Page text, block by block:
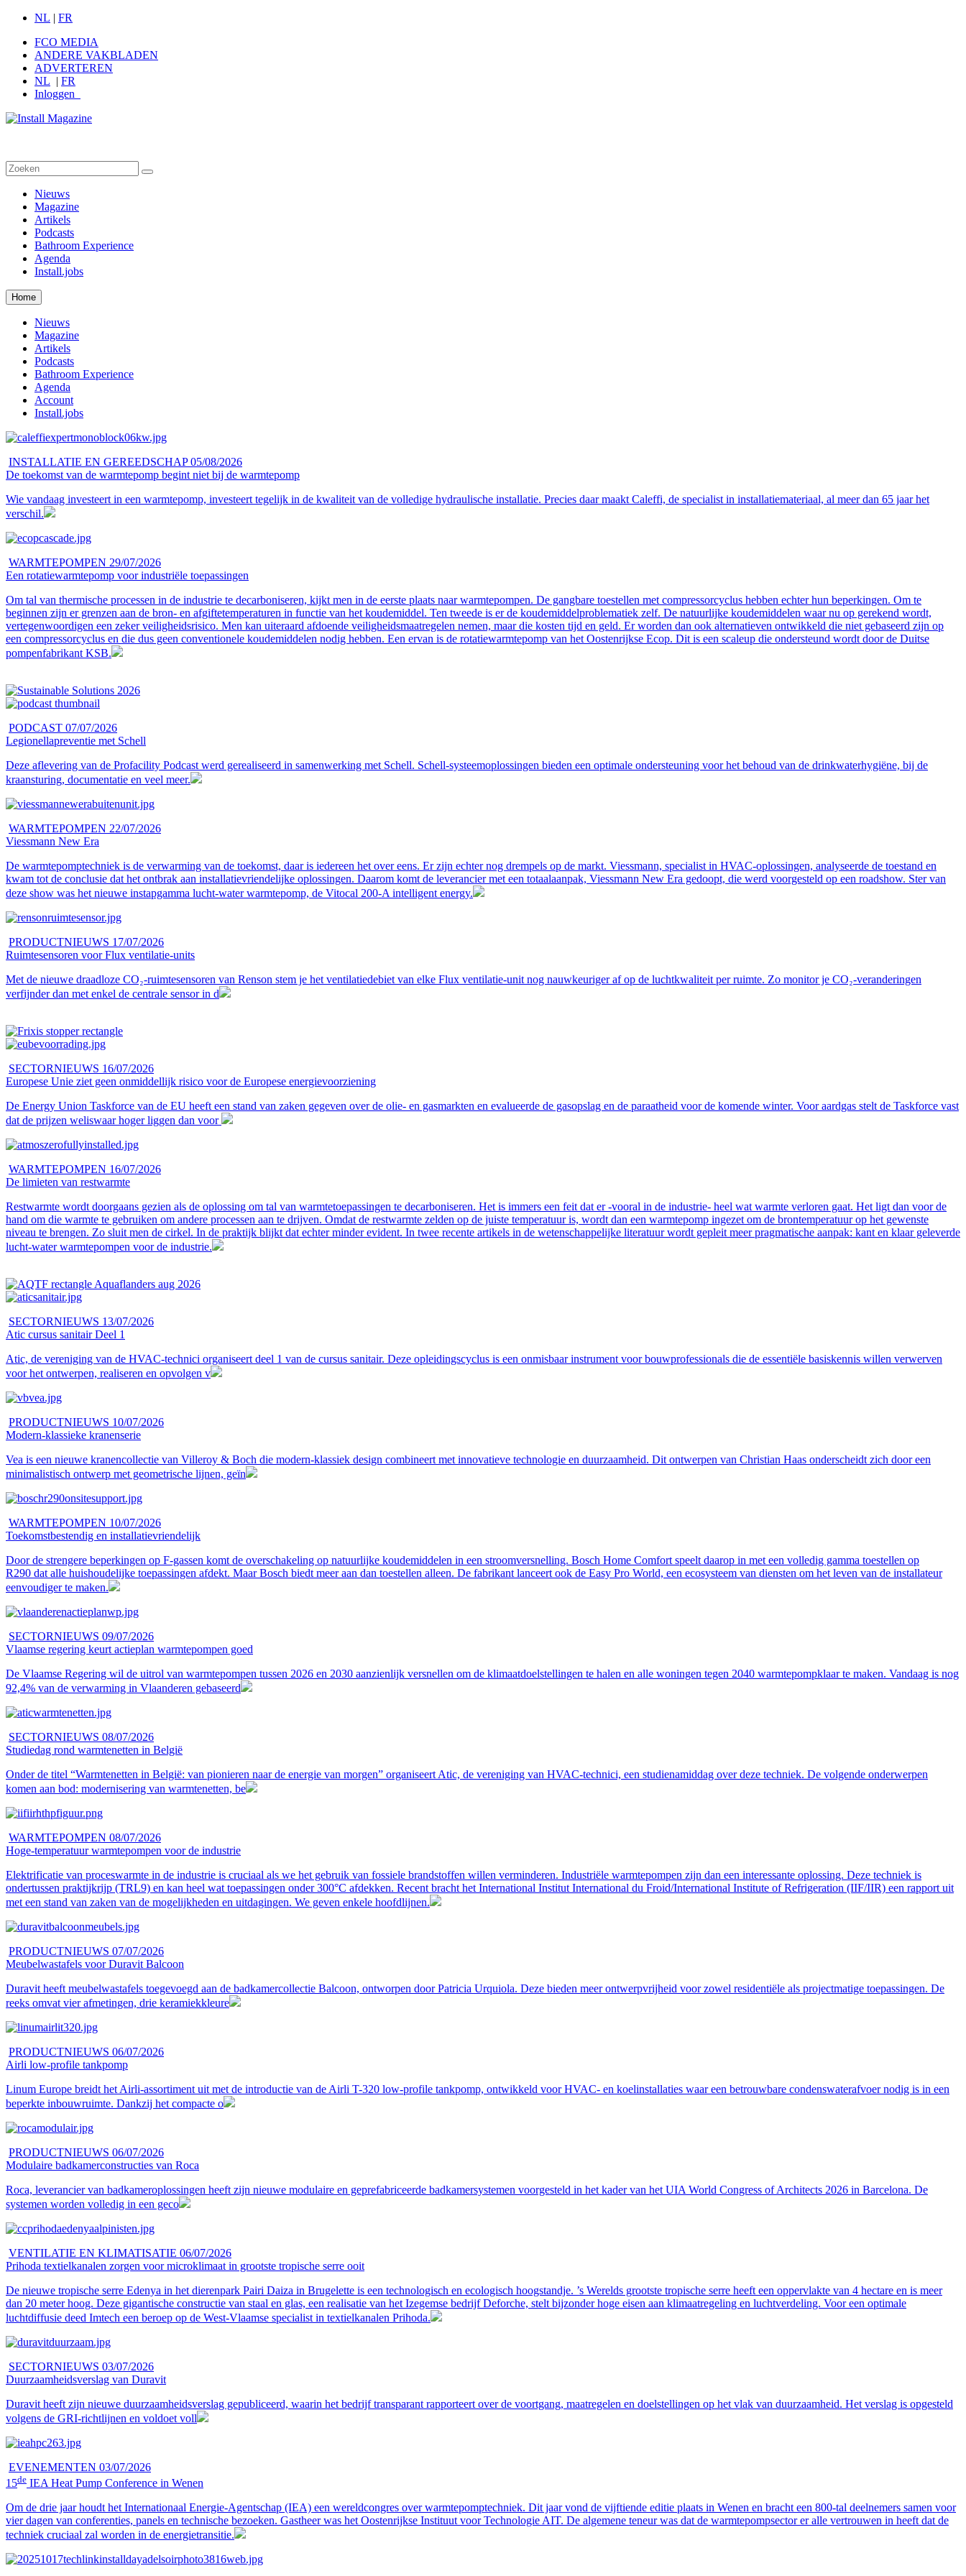
NL | FR
FCO MEDIA
ANDERE VAKBLADEN
ADVERTEREN
NL | FR
Inloggen
Nieuws
Magazine
Artikels
Podcasts
Bathroom Experience
Agenda
Install.jobs
Home
Nieuws
Magazine
Artikels
Podcasts
Bathroom Experience
Agenda
Account
Install.jobs
INSTALLATIE EN GEREEDSCHAP05/08/2026
De toekomst van de warmtepomp begint niet bij de warmtepomp
Wie vandaag investeert in een warmtepomp, investeert tegelijk in de kwaliteit van de volledige hydraulische installatie. Precies daar maakt Caleffi, de specialist in installatiemateriaal, al meer dan 65 jaar het
verschil.
WARMTEPOMPEN 29/07/2026
Een rotatiewarmtepomp voor industriële toepassingen
Om tal van thermische processen in de industrie te decarboniseren, kijkt men in de eerste plaats naar warmtepompen. De gangbare toestellen met compressorcyclus hebben echter hun beperkingen. Om te
beginnen zijn er grenzen aan de bron- en afgiftetemperaturen in functie van het koudemiddel. Ten tweede is er de koudemiddelproblematiek zelf. De natuurlijke koudemiddelen waar nu op gerekend wordt,
vertegenwoordigen een zeker veiligheidsrisico. Men kan uiteraard afdoende veiligheidsmaatregelen nemen, maar die kosten tijd en geld. Er worden dan ook alternatieven ontwikkeld die niet gebaseerd zijn op
een compressorcyclus en die dus geen conventionele koudemiddelen nodig hebben. Een ervan is de rotatiewarmtepomp van het Oostenrijkse Ecop. Dit is een scaleup die ondersteund wordt door de Duitse
pompenfabrikant KSB.
PODCAST 07/07/2026
Legionellapreventie met Schell
Deze aflevering van de Profacility Podcast werd gerealiseerd in samenwerking met Schell. Schell-systeemoplossingen bieden een optimale ondersteuning voor het behoud van de drinkwaterhygiëne, bij de
kraansturing, documentatie en veel meer.
WARMTEPOMPEN 22/07/2026
Viessmann New Era
De warmtepomptechniek is de verwarming van de toekomst, daar is iedereen het over eens. Er zijn echter nog drempels op de markt. Viessmann, specialist in HVAC-oplossingen, analyseerde de toestand en
kwam tot de conclusie dat het ontbrak aan installatievriendelijke oplossingen. Daarom komt de leverancier met een totaalaanpak, Viessmann New Era gedoopt, die werd voorgesteld op een roadshow. Ster van
deze show was het nieuwe instapgamma lucht-water warmtepomp, de Vitocal 200-A intelligent energy.
PRODUCTNIEUWS 17/07/2026
Ruimtesensoren voor Flux ventilatie-units
Met de nieuwe draadloze CO₂-ruimtesensoren van Renson stem je het ventilatiedebiet van elke Flux ventilatie-unit nog nauwkeuriger af op de luchtkwaliteit per ruimte. Zo monitor je CO₂-veranderingen
verfijnder dan met enkel de centrale sensor in d
SECTORNIEUWS 16/07/2026
Europese Unie ziet geen onmiddellijk risico voor de Europese energievoorziening
De Energy Union Taskforce van de EU heeft een stand van zaken gegeven over de olie- en gasmarkten en evalueerde de gasopslag en de paraatheid voor de komende winter. Voor aardgas stelt de Taskforce vast
dat de prijzen weliswaar hoger liggen dan voor
WARMTEPOMPEN 16/07/2026
De limieten van restwarmte
Restwarmte wordt doorgaans gezien als de oplossing om tal van warmtetoepassingen te decarboniseren. Het is immers een feit dat er -vooral in de industrie- heel wat warmte verloren gaat. Het ligt dan voor de
hand om die warmte te gebruiken om andere processen aan te drijven. Omdat de restwarmte zelden op de juiste temperatuur is, wordt dan een warmtepomp ingezet om de brontemperatuur op het gewenste
niveau te brengen. Zo sluit men de cirkel. In de praktijk blijkt dat echter minder evident. In twee recente artikels in de wetenschappelijke literatuur wordt gepleit meer pragmatische aanpak: kant en klaar geleverde
lucht-water warmtepompen voor de industrie.
SECTORNIEUWS 13/07/2026
Atic cursus sanitair Deel 1
Atic, de vereniging van de HVAC-technici organiseert deel 1 van de cursus sanitair. Deze opleidingscyclus is een onmisbaar instrument voor bouwprofessionals die de essentiële basiskennis willen verwerven
voor het ontwerpen, realiseren en opvolgen v
PRODUCTNIEUWS 10/07/2026
Modern-klassieke kranenserie
Vea is een nieuwe kranencollectie van Villeroy & Boch die modern-klassiek design combineert met innovatieve technologie en duurzaamheid. Dit ontwerpen van Christian Haas onderscheidt zich door een
minimalistisch ontwerp met geometrische lijnen, geïn
WARMTEPOMPEN 10/07/2026
Toekomstbestendig en installatievriendelijk
Door de strengere beperkingen op F-gassen komt de overschakeling op natuurlijke koudemiddelen in een stroomversnelling. Bosch Home Comfort speelt daarop in met een volledig gamma toestellen op
R290 dat alle huishoudelijke toepassingen afdekt. Maar Bosch biedt meer aan dan toestellen alleen. De fabrikant lanceert ook de Easy Pro World, een ecosysteem van diensten om het leven van de installateur
eenvoudiger te maken.
SECTORNIEUWS 09/07/2026
Vlaamse regering keurt actieplan warmtepompen goed
De Vlaamse Regering wil de uitrol van warmtepompen tussen 2026 en 2030 aanzienlijk versnellen om de klimaatdoelstellingen te halen en alle woningen tegen 2040 warmtepompklaar te maken. Vandaag is nog
92,4% van de verwarming in Vlaanderen gebaseerd
SECTORNIEUWS 08/07/2026
Studiedag rond warmtenetten in België
Onder de titel “Warmtenetten in België: van pionieren naar de energie van morgen” organiseert Atic, de vereniging van HVAC-technici, een studienamiddag over deze techniek. De volgende onderwerpen
komen aan bod: modernisering van warmtenetten, be
WARMTEPOMPEN 08/07/2026
Hoge-temperatuur warmtepompen voor de industrie
Elektrificatie van proceswarmte in de industrie is cruciaal als we het gebruik van fossiele brandstoffen willen verminderen. Industriële warmtepompen zijn dan een interessante oplossing. Deze techniek is
ondertussen praktijkrijp (TRL9) en kan heel wat toepassingen onder 300°C afdekken. Recent bracht het International Institut International du Froid/International Institute of Refrigeration (IIF/IIR) een rapport uit
met een stand van zaken van de mogelijkheden en uitdagingen. We geven enkele hoofdlijnen.
PRODUCTNIEUWS 07/07/2026
Meubelwastafels voor Duravit Balcoon
Duravit heeft meubelwastafels toegevoegd aan de badkamercollectie Balcoon, ontworpen door Patricia Urquiola. Deze bieden meer ontwerpvrijheid voor zowel residentiële als projectmatige toepassingen. De
reeks omvat vier afmetingen, drie keramiekkleure
PRODUCTNIEUWS 06/07/2026
Airli low-profile tankpomp
Linum Europe breidt het Airli-assortiment uit met de introductie van de Airli T-320 low-profile tankpomp, ontwikkeld voor HVAC- en koelinstallaties waar een betrouwbare condenswaterafvoer nodig is in een
beperkte inbouwruimte. Dankzij het compacte o
PRODUCTNIEUWS 06/07/2026
Modulaire badkamerconstructies van Roca
Roca, leverancier van badkameroplossingen heeft zijn nieuwe modulaire en geprefabriceerde badkamersystemen voorgesteld in het kader van het UIA World Congress of Architects 2026 in Barcelona. De
systemen worden volledig in een geco
VENTILATIE EN KLIMATISATIE 06/07/2026
Prihoda textielkanalen zorgen voor microklimaat in grootste tropische serre ooit
De nieuwe tropische serre Edenya in het dierenpark Pairi Daiza in Brugelette is een technologisch en ecologisch hoogstandje. ’s Werelds grootste tropische serre heeft een oppervlakte van 4 hectare en is meer
dan 20 meter hoog. Deze gigantische constructie van staal en glas, een realisatie van het Izegemse bedrijf Deforche, stelt bijzonder hoge eisen aan klimaatregeling en luchtverdeling. Voor een optimale
luchtdiffusie deed Imtech een beroep op de West-Vlaamse specialist in textielkanalen Prihoda.
SECTORNIEUWS 03/07/2026
Duurzaamheidsverslag van Duravit
Duravit heeft zijn nieuwe duurzaamheidsverslag gepubliceerd, waarin het bedrijf transparant rapporteert over de voortgang, maatregelen en doelstellingen op het vlak van duurzaamheid. Het verslag is opgesteld
volgens de GRI-richtlijnen en voldoet voll
EVENEMENTEN 03/07/2026
15de IEA Heat Pump Conference in Wenen
Om de drie jaar houdt het Internationaal Energie-Agentschap (IEA) een wereldcongres over warmtepomptechniek. Dit jaar vond de vijftiende editie plaats in Wenen en bracht een 800-tal deelnemers samen voor
vier dagen van conferenties, panels en technische bezoeken. Gastheer was het Oostenrijkse Instituut voor Technologie AIT. De algemene teneur was dat de warmtepompsector er alle vertrouwen in heeft dat de
techniek cruciaal zal worden in de energietransitie.